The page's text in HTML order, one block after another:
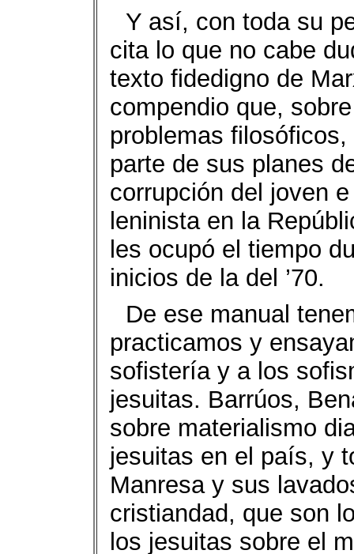
Y así, con toda su
cita lo que no cabe
texto fidedigno de
compendio que,
problemas
parte de sus planes
corrupción del joven
leninista en la
les ocupó el tiempo
inicios de la del ’70.
De ese manual
practicamos y
sofistería y a los
jesuitas. Barrúos,
sobre materialismo
jesuitas en el país, y
Manresa y sus
cristiandad, que son
los jesuitas sobre el